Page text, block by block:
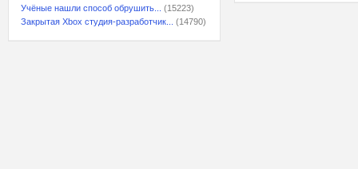
Учёные нашли способ обрушить...
(15223)
Закрытая Xbox студия-разработчик...
(14790)